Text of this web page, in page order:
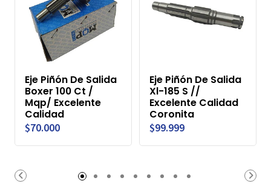
Eje Piñón De Salida
Boxer 100 Ct /
Mqp/ Excelente
Calidad
$70.000
Eje Piñón De Salida
Xl-185 S //
Excelente Calidad
Coronita
$99.999